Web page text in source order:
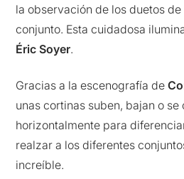
la observación de los duetos
conjunto. Esta cuidadosa
Éric Soyer.
Gracias a la escenografía de
unas cortinas suben, bajan o se
horizontalmente para
realzar a los diferentes
increíble.